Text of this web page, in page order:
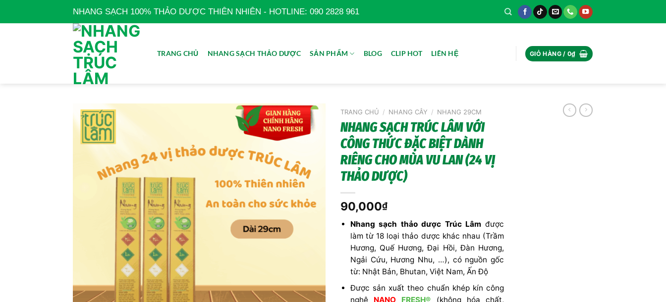
NHANG SẠCH 100% THẢO DƯỢC THIÊN NHIÊN - HOTLINE: 090 2828 961
TRANG CHỦ NHANG SẠCH THẢO DƯỢC SẢN PHẨM BLOG CLIP HOT LIÊN HỆ GIỎ HÀNG /0₫
TRANG CHỦ / NHANG CÂY / NHANG 29CM
NHANG SẠCH TRÚC LÂM VỚI
CÔNG THỨC ĐẶC BIỆT DÀNH
RIÊNG CHO MÙA VU LAN (24 VỊ
THẢO DƯỢC)
90,000₫
Nhang sạch thảo dược Trúc Lâm được
làm từ 18 loại thảo dược khác nhau (Trầm
Hương, Quế Hương, Đại Hồi, Đàn Hương,
Ngải Cứu, Hương Nhu, …), có nguồn gốc
từ: Nhật Bản, Bhutan, Việt Nam, Ấn Độ
Được sản xuất theo chuẩn khép kín công
nghệ NANO FRESH® (không hóa chất,